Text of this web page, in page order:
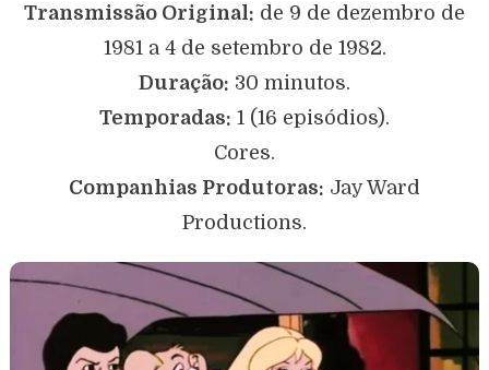
Transmissão Original: de 9 de dezembro de
1981 a 4 de setembro de 1982.
Duração: 30 minutos.
Temporadas: 1 (16 episódios).
Cores.
Companhias Produtoras: Jay Ward
Productions.